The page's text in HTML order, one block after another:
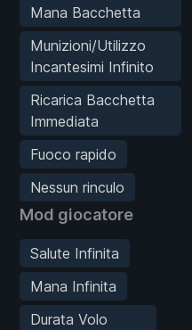
Mana Bacchetta
Munizioni/Utilizzo
Incantesimi Infinito
Ricarica Bacchetta
Immediata
Fuoco rapido
Nessun rinculo
Mod giocatore
Salute Infinita
Mana Infinita
Durata Volo